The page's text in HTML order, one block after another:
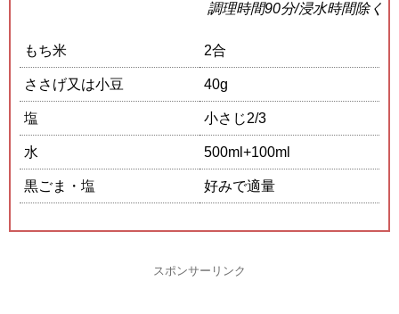
調理時間90分/浸水時間除く
もち米 2合
ささげ又は小豆 40g
塩 小さじ2/3
水 500ml+100ml
黒ごま・塩 好みで適量
スポンサーリンク